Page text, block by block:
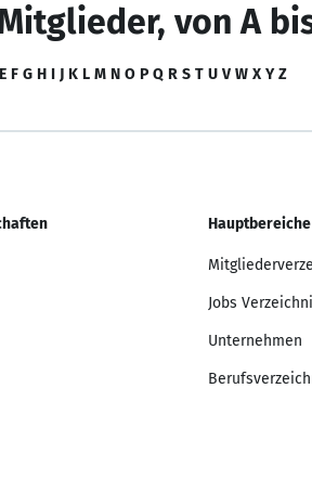
von A
E F G H I J K L M N O P Q R S T U V W X Y Z
Hauptbereiche
Jobs
Unternehmen